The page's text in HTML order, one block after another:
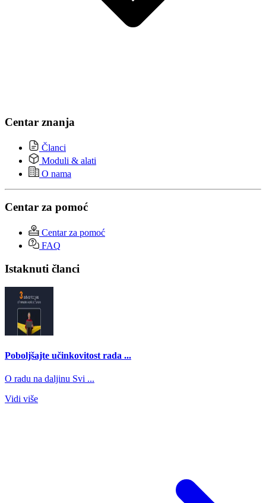
Centar znanja
Članci
Moduli & alati
O nama
Centar za pomoć
Centar za pomoć
FAQ
Istaknuti članci
Poboljšajte učinkovitost rada ...
O radu na daljinu Svi ...
Vidi više